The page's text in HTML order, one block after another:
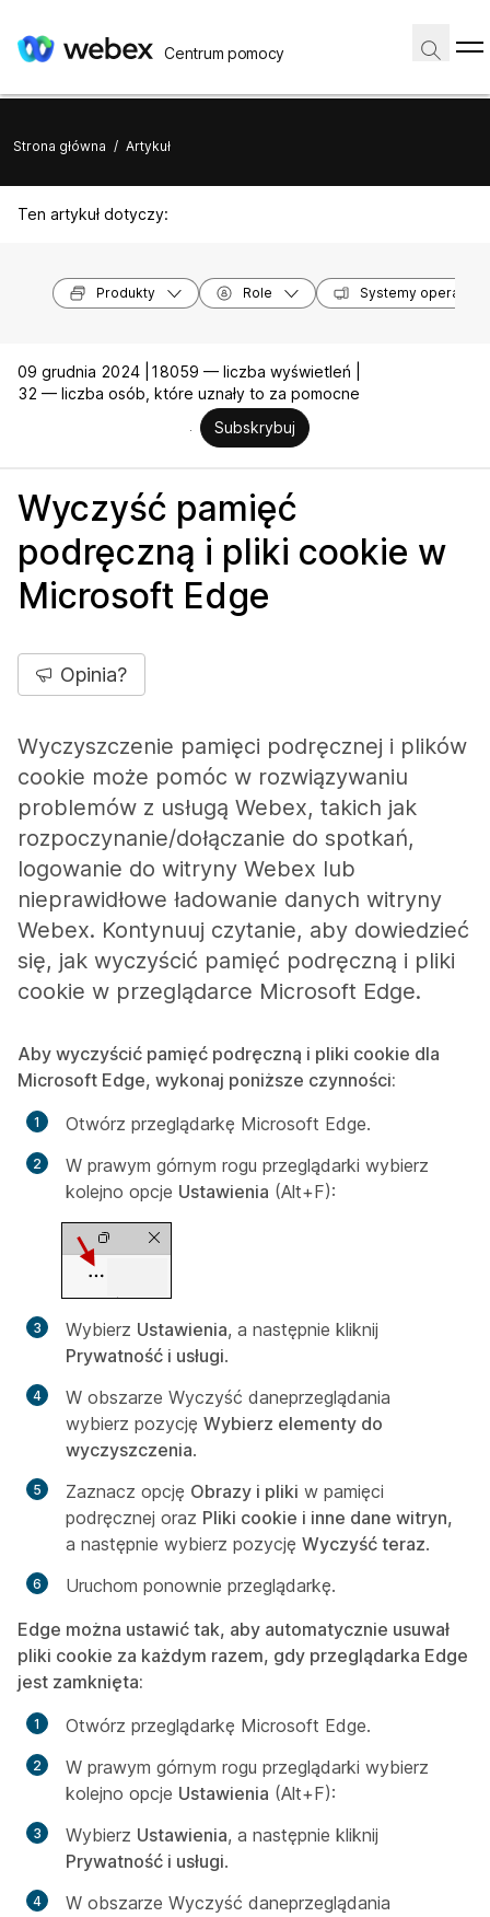
Centrum pomocy
Strona główna / Artykuł
Ten artykuł dotyczy:
Produkty Role Systemy
09 grudnia 2024 |
18059 — liczba wyświetleń |
32 — liczba osób, które uznały to za pomocne
Subskrybuj
Wyczyść pamięć
podręczną i pliki cookie w
Microsoft Edge
Opinia?
Wyczyszczenie pamięci podręcznej i plików
cookie może pomóc w rozwiązywaniu
problemów z usługą Webex, takich jak
rozpoczynanie/dołączanie do spotkań,
logowanie do witryny Webex lub
nieprawidłowe ładowanie danych witryny
Webex. Kontynuuj czytanie, aby dowiedzieć
się, jak wyczyścić pamięć podręczną i pliki
cookie w przeglądarce Microsoft Edge.
Aby wyczyścić pamięć podręczną i pliki cookie dla
Microsoft Edge, wykonaj poniższe czynności:
Otwórz przeglądarkę Microsoft Edge.
W prawym górnym rogu przeglądarki wybierz
kolejno opcje Ustawienia (Alt+F):
Wybierz Ustawienia, a następnie kliknij
Prywatność i usługi.
W obszarze Wyczyść daneprzeglądania
wybierz pozycję Wybierz elementy do
wyczyszczenia.
Zaznacz opcję Obrazy i pliki w pamięci
podręcznej oraz Pliki cookie i inne dane witryn,
a następnie wybierz pozycję Wyczyść teraz.
Uruchom ponownie przeglądarkę.
Edge można ustawić tak, aby automatycznie usuwał
pliki cookie za każdym razem, gdy przeglądarka Edge
jest zamknięta:
Otwórz przeglądarkę Microsoft Edge.
W prawym górnym rogu przeglądarki wybierz
kolejno opcje Ustawienia (Alt+F):
Wybierz Ustawienia, a następnie kliknij
Prywatność i usługi.
W obszarze Wyczyść daneprzeglądania